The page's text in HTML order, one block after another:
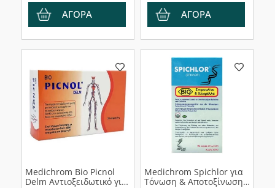
ΑΓΟΡΑ ΑΓΟΡΑ
Medichrom Bio Picnol
Delm Αντιοξειδωτικό για
Medichrom Spichlor για
Τόνωση & Αποτοξίνωση